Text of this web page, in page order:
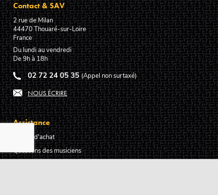
Contact & SAV
2 rue de Milan
44470Thouaré-sur-Loire
France
Du lundi au vendredi
De 9h à 18h
02 72 24 05 35 (Appel non surtaxé)
NOUS ÉCRIRE
Assistance
Guides d'achat
Questions des musiciens